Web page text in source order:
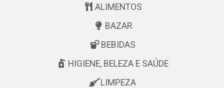
ALIMENTOS
BAZAR
BEBIDAS
HIGIENE, BELEZA E SAÚDE
LIMPEZA